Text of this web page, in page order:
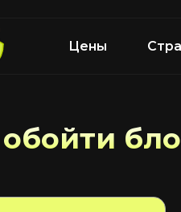
Цены